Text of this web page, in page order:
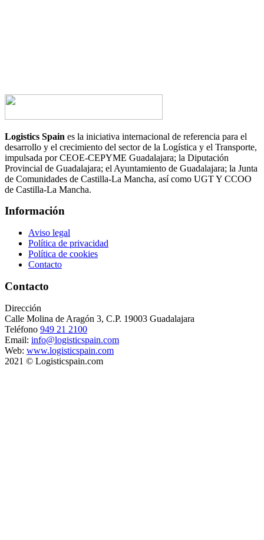
Logistics Spain es la iniciativa internacional de referencia para el
desarrollo y el crecimiento del sector de la Logística y el Transporte,
impulsada por CEOE-CEPYME Guadalajara; la Diputación
Provincial de Guadalajara; el Ayuntamiento de Guadalajara; la Junta
de Comunidades de Castilla-La Mancha, así como UGT Y CCOO
de Castilla-La Mancha.
Información
Aviso legal
Política de privacidad
Política de cookies
Contacto
Contacto
Dirección
Calle Molina de Aragón 3, C.P. 19003 Guadalajara
Teléfono 949 21 2100
Email: info@logisticspain.com
Web: www.logisticspain.com
2021 © Logisticspain.com